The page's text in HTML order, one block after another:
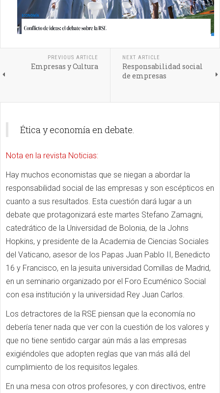
PREVIOUS ARTICLE
Empresas y Cultura
NEXT ARTICLE
Responsabilidad social
de empresas
Ética y economía en debate.
Nota en la revista Noticias:
Hay muchos economistas que se niegan a abordar la
responsabilidad social de las empresas y son escépticos en
cuanto a sus resultados. Esta cuestión dará lugar a un
debate que protagonizará este martes Stefano Zamagni,
catedrático de la Universidad de Bolonia, de la Johns
Hopkins, y presidente de la Academia de Ciencias Sociales
del Vaticano, asesor de los Papas Juan Pablo II, Benedicto
16 y Francisco, en la jesuita universidad Comillas de Madrid,
en un seminario organizado por el Foro Ecuménico Social
con esa institución y la universidad Rey Juan Carlos.
Los detractores de la RSE piensan que la economía no
debería tener nada que ver con la cuestión de los valores y
que no tiene sentido cargar aún más a las empresas
exigiéndoles que adopten reglas que van más allá del
cumplimiento de los requisitos legales.
En una mesa con otros profesores, y con directivos, entre